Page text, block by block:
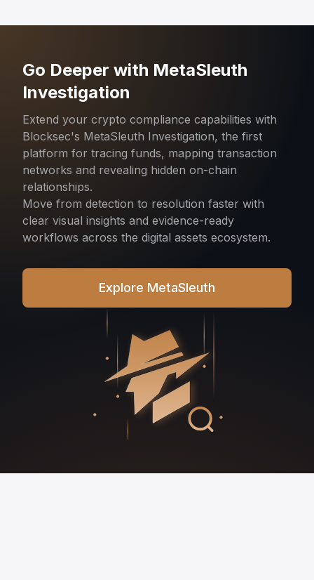
Go Deeper with MetaSleuth
Investigation
Extend your crypto compliance capabilities with
Blocksec's MetaSleuth Investigation, the first
platform for tracing funds, mapping transaction
networks and revealing hidden on-chain
relationships.
Move from detection to resolution faster with
clear visual insights and evidence-ready
workflows across the digital assets ecosystem.
Explore MetaSleuth